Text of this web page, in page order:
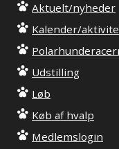
Aktuelt/nyheder
Kalender/
Udstilling
Løb
Køb af hvalp
Medlemslogin